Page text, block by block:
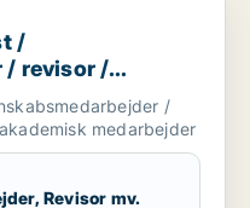
/ revisor
/
/ revisor /
/
medarbejder
Revisor mv.